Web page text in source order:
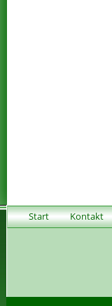
Start Kontakt